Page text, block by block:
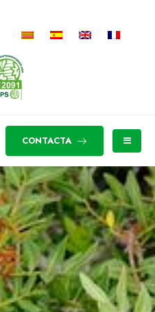
CONTACTA